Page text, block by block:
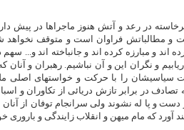
برخاسته در رعد و آتش هنوز ماجراها در پیش
و مطالباتش فراوان است و متوقف نخواهد
اند و مبارزه کرده اند و جانباخته اند و...
و نگران این و آن نباشیم. رهبران و
سیاسیشان را با حرکت و خواستهای
تصادف در برابر تازش دریائی از تکاوران و
دست و پا له نشوند ولی سرانجام توفان از
آورد که مام میهن و انقلاب زایندگی و